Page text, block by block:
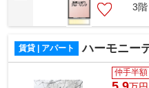
3
賃貸 | アパート ハーモニー
仲手半額